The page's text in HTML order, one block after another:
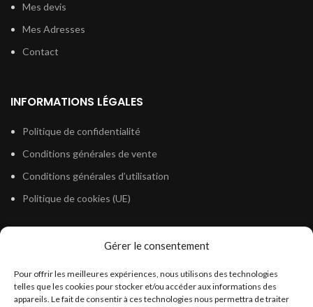
Gérer le consentement
Pour offrir les meilleures expériences, nous utilisons des technologies
telles que les cookies pour stocker et/ou accéder aux informations des
appareils. Le fait de consentir à ces technologies nous permettra de traiter
Mes devis
Mes Adresses
Contact
INFORMATIONS LÉGALES
Politique de confidentialité
Conditions générales de vente
Conditions générales d’utilisation
Politique de cookies (UE)
Législation Gasoil Fioul GNR
Législation Essence